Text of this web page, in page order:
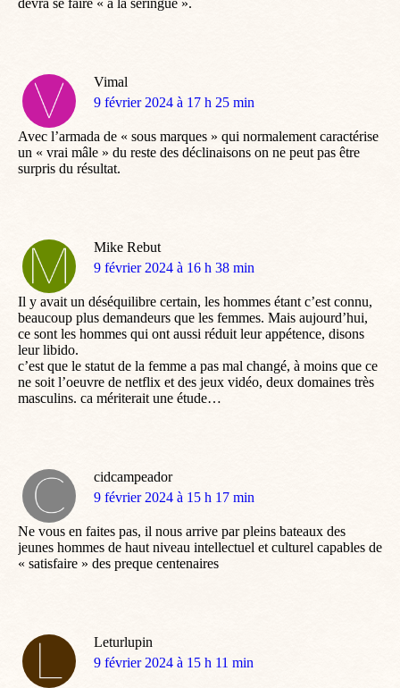
devra se faire « à la seringue ».
Vimal
dit
9 février 2024 à 17 h 25 min
Avec l’armada de « sous marques » qui normalement caractérise
un « vrai mâle » du reste des déclinaisons on ne peut pas être
surpris du résultat.
Mike Rebut
dit
9 février 2024 à 16 h 38 min
Il y avait un déséquilibre certain, les hommes étant c’est connu,
beaucoup plus demandeurs que les femmes. Mais aujourd’hui,
ce sont les hommes qui ont aussi réduit leur appétence, disons
leur libido.
c’est que le statut de la femme a pas mal changé, à moins que ce
ne soit l’oeuvre de netflix et des jeux vidéo, deux domaines très
masculins. ca mériterait une étude…
cidcampeador
dit
9 février 2024 à 15 h 17 min
Ne vous en faites pas, il nous arrive par pleins bateaux des
jeunes hommes de haut niveau intellectuel et culturel capables de
« satisfaire » des preque centenaires
Leturlupin
dit
9 février 2024 à 15 h 11 min